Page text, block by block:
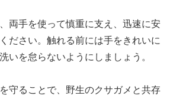
両手を使って慎重に支え、迅速に安
ださい。触れる前には手をきれいに
いを怠らないようにしましょう。
守ることで、野生のクサガメと共存